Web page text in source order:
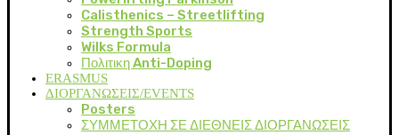
Calisthenics – Streetlifting
Strength Sports
Wilks Formula
Πολιτικη Anti-Doping
ERASMUS
ΔΙΟΡΓΑΝΩΣΕΙΣ/EVENTS
Posters
ΣΥΜΜΕΤΟΧΗ ΣΕ ΔΙΕΘΝΕΙΣ ΔΙΟΡΓΑΝΩΣΕΙΣ